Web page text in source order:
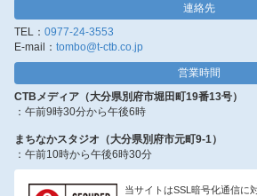
連絡先
TEL： 0977-24-3553
E-mail： tombo@t-ctb.co.jp
営業時間
CTBメディア（大分県別府市堀田町19番13号）
：午前9時30分から午後6時
まちなかスタジオ（大分県別府市元町9-1）
：午前10時から午後6時30分
当サイトはSSL暗号化通信に